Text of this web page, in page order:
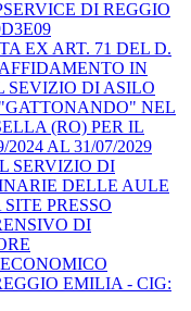
DI REGGIO
EX ART. 71 DEL D.
IN
SEVIZIO DI ASILO
NEL
(RO) PER IL
AL 31/07/2029
SERVIZIO DI
DELLE AULE
PRESSO
DI
EMILIA - CIG: